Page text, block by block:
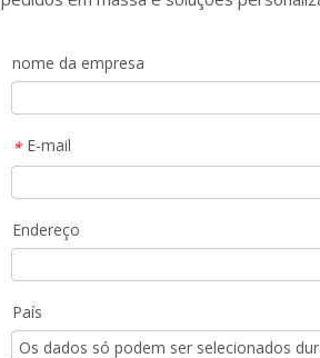
nome da empresa
* E-mail
Endereço
País